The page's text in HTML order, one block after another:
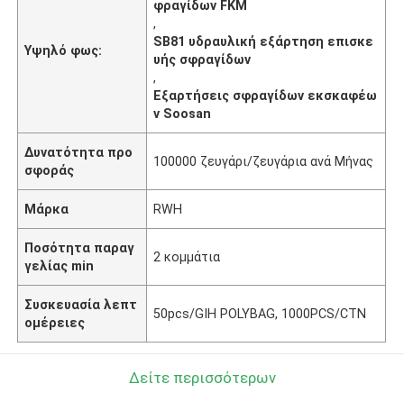
Υψηλό φως:
φραγίδων FKM
,
SB81 υδραυλική εξάρτηση επισκε
υής σφραγίδων
,
Εξαρτήσεις σφραγίδων εκσκαφέω
ν Soosan
Δυνατότητα προ
σφοράς
100000 ζευγάρι/ζευγάρια ανά Μήνας
Μάρκα RWH
Ποσότητα παραγ
γελίας min
2 κομμάτια
Συσκευασία λεπτ
ομέρειες
50pcs/GIH POLYBAG, 1000PCS/CTN
Δείτε περισσότερων